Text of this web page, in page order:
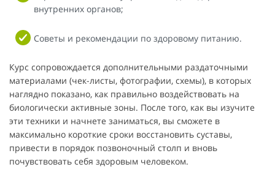
внутренних органов;
Советы и рекомендации по здоровому питанию.
Курс сопровождается дополнительными раздаточными
материалами (чек-листы, фотографии, схемы), в которых
наглядно показано, как правильно воздействовать на
биологически активные зоны. После того, как вы изучите
эти техники и начнете заниматься, вы сможете в
максимально короткие сроки восстановить суставы,
привести в порядок позвоночный столп и вновь
почувствовать себя здоровым человеком.